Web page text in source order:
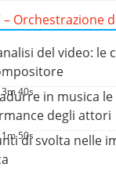
– Orchestrazione
del video:
40s
in musica
degli attori
50s
di svolta nelle